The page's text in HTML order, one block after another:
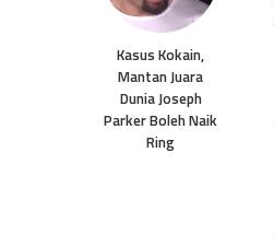
Kasus Kokain,
Mantan Juara
Dunia Joseph
Parker Boleh Naik
Ring